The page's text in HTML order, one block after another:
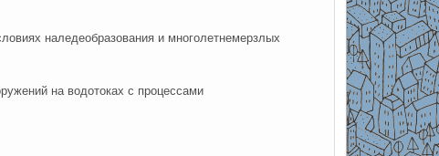
наледеобразования и многолетнемерзлых
на водотоках с процессами